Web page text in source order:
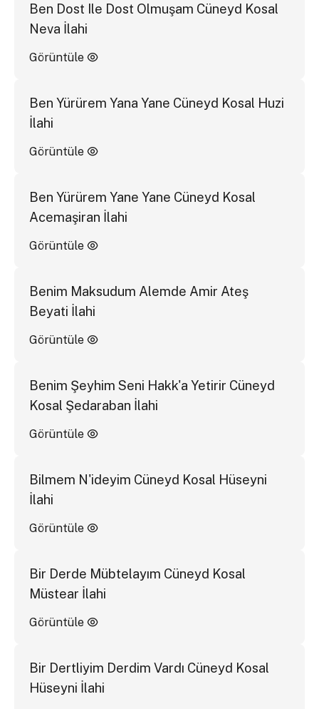
Ben Dost Ile Dost Olmuşam Cüneyd Kosal
Neva İlahi
Görüntüle
Ben Yürürem Yana Yane Cüneyd Kosal Huzi
İlahi
Görüntüle
Ben Yürürem Yane Yane Cüneyd Kosal
Acemaşiran İlahi
Görüntüle
Benim Maksudum Alemde Amir Ateş
Beyati İlahi
Görüntüle
Benim Şeyhim Seni Hakk'a Yetirir Cüneyd
Kosal Şedaraban İlahi
Görüntüle
Bilmem N'ideyim Cüneyd Kosal Hüseyni
İlahi
Görüntüle
Bir Derde Mübtelayım Cüneyd Kosal
Müstear İlahi
Görüntüle
Bir Dertliyim Derdim Vardı Cüneyd Kosal
Hüseyni İlahi